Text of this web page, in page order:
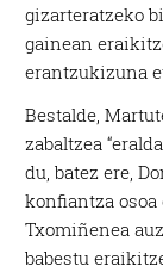
gizarteratzeko
gainean
erantzukizuna
Bestalde,
zabaltzea
du, batez ere,
konfiantza osoa
Txomiñenea
babestu